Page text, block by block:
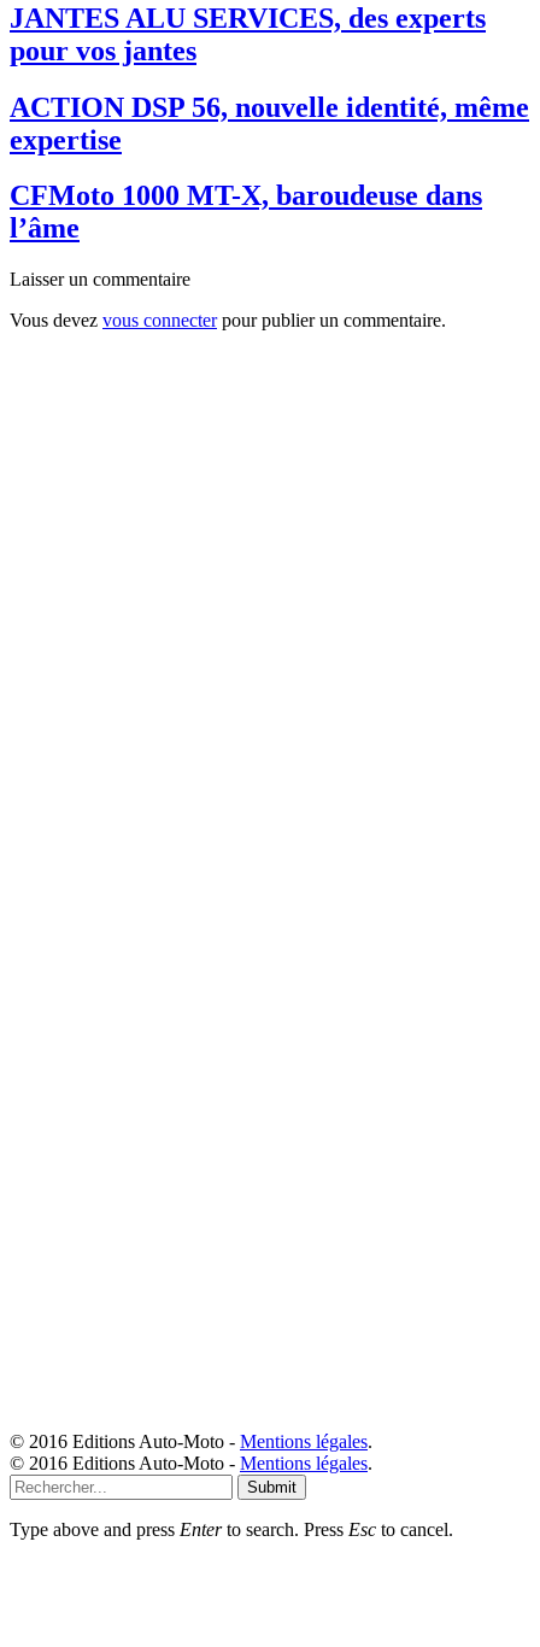
JANTES ALU SERVICES, des experts
pour vos jantes
ACTION DSP 56, nouvelle identité, même
expertise
CFMoto 1000 MT-X, baroudeuse dans
l’âme
Laisser un commentaire
Vous devez vous connecterpour publier un commentaire.
© 2016 Editions Auto-Moto - Mentions légales.
© 2016 Editions Auto-Moto - Mentions légales.
Submit
Type above and press Enterto search. Press Esc to cancel.